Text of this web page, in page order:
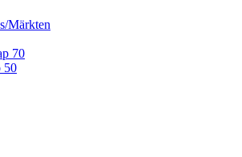
Märkten
70
50